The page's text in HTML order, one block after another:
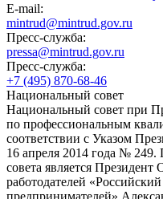
E-mail:
mintrud@mintrud.gov.ru
Пресс-служба:
pressa@mintrud.gov.ru
Пресс-служба:
+7 (495) 870-68-46
Национальный совет
Национальный совет при
по профессиональным
соответствии с Указом
16 апреля 2014 года № 249.
совета является
работодателей
предпринимателей»